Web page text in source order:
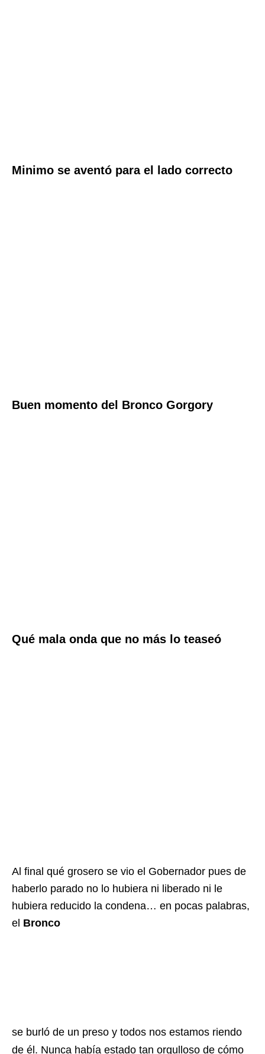
Minimo se aventó para el lado correcto
Buen momento del Bronco Gorgory
Qué mala onda que no más lo teaseó
Al final qué grosero se vio el Gobernador pues de
haberlo parado no lo hubiera ni liberado ni le
hubiera reducido la condena… en pocas palabras,
el Bronco
se burló de un preso y todos nos estamos riendo
de él. Nunca había estado tan orgulloso de cómo